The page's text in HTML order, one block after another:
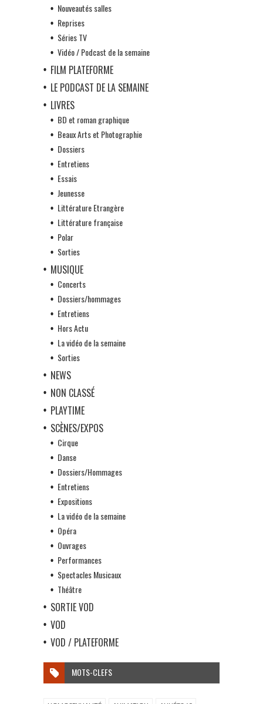
Nouveautés salles
Reprises
Séries TV
Vidéo / Podcast de la semaine
FILM PLATEFORME
LE PODCAST DE LA SEMAINE
LIVRES
BD et roman graphique
Beaux Arts et Photographie
Dossiers
Entretiens
Essais
Jeunesse
Littérature Etrangère
Littérature française
Polar
Sorties
MUSIQUE
Concerts
Dossiers/hommages
Entretiens
Hors Actu
La vidéo de la semaine
Sorties
NEWS
NON CLASSÉ
PLAYTIME
SCÈNES/EXPOS
Cirque
Danse
Dossiers/Hommages
Entretiens
Expositions
La vidéo de la semaine
Opéra
Ouvrages
Performances
Spectacles Musicaux
Théâtre
SORTIE VOD
VOD
VOD / PLATEFORME
MOTS-CLEFS